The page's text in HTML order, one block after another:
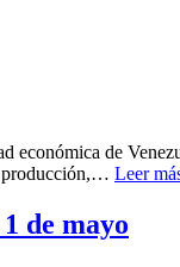
de
producción,… Leer
de mayo